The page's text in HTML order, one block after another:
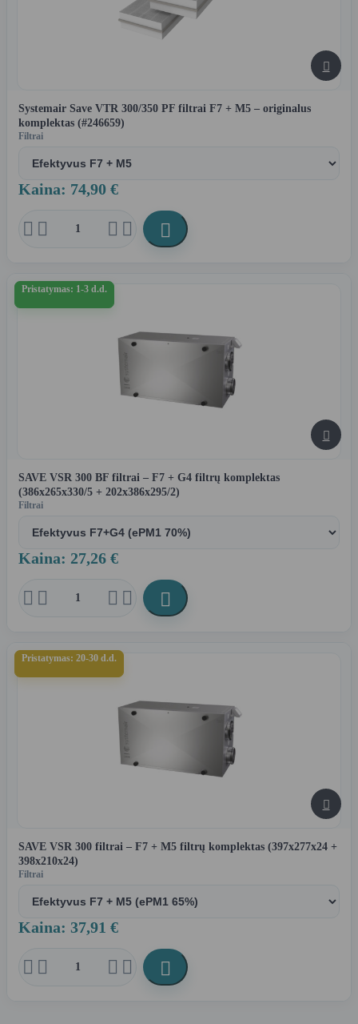

Systemair Save VTR 300/350 PF filtrai F7 + M5 – originalus
komplektas (#246659)
Filtrai
Kaina: 74,90 €
    
Pristatymas: 1-3 d.d.

SAVE VSR 300 BF filtrai – F7 + G4 filtrų komplektas
(386x265x330/5 + 202x386x295/2)
Filtrai
Kaina: 27,26 €
    
Pristatymas: 20-30 d.d.

SAVE VSR 300 filtrai – F7 + M5 filtrų komplektas (397x277x24 +
398x210x24)
Filtrai
Kaina: 37,91 €
    